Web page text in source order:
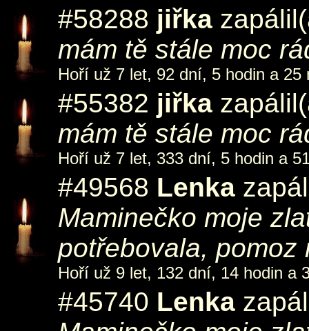
#58288 jiřka
mám tě stále moc
Hoří už 7 let, 92 dní, 5 hodin a 25
#55382 jiřka
mám tě stále moc
Hoří už 7 let, 333 dní, 5 hodin a
#49568 Lenka
Maminečko moje
potřebovala,
Hoří už 9 let, 132 dní, 14 hodin a
#45740 Lenka